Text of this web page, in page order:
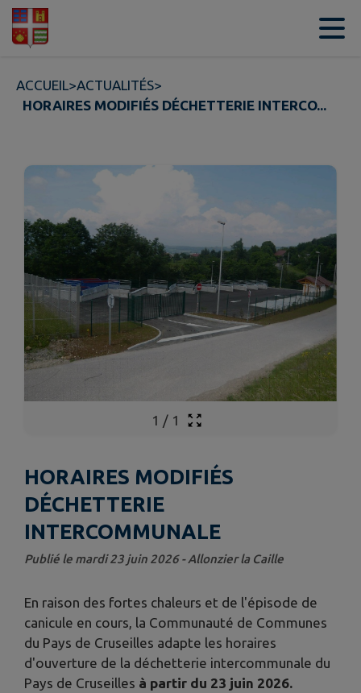
Contenu
ACCUEIL>ACTUALITÉS>
HORAIRES MODIFIÉS DÉCHETTERIE INTERCO...
1 / 1
HORAIRES MODIFIÉS
DÉCHETTERIE
INTERCOMMUNALE
Publié le mardi 23 juin 2026 - Allonzier la Caille
En raison des fortes chaleurs et de l'épisode de
canicule en cours, la Communauté de Communes
du Pays de Cruseilles adapte les horaires
d'ouverture de la déchetterie intercommunale du
Pays de Cruseilles à partir du 23 juin 2026.